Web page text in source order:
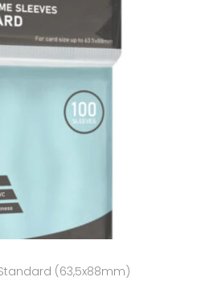
(63,5x88mm)